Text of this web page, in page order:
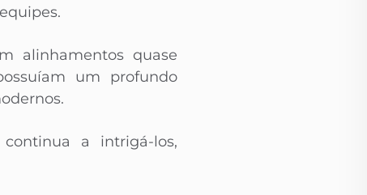
alinhamentos quase
um profundo
a intrigá-los,